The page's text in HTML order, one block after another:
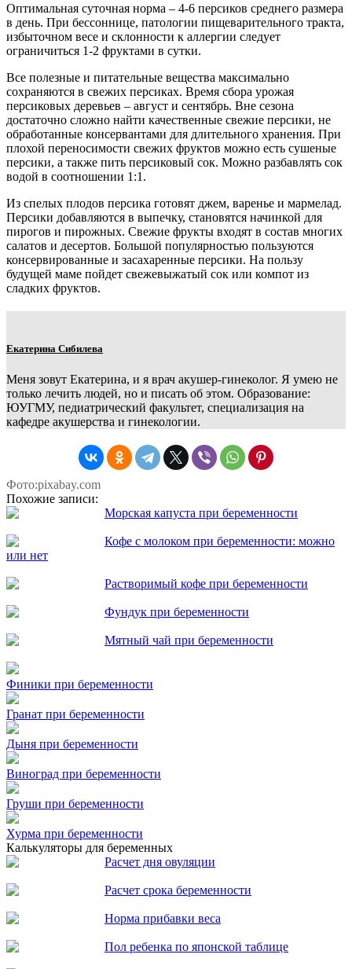
Оптимальная суточная норма – 4-6 персиков среднего размера
в день. При бессоннице, патологии пищеварительного тракта,
избыточном весе и склонности к аллергии следует
ограничиться 1-2 фруктами в сутки.
Все полезные и питательные вещества максимально
сохраняются в свежих персиках. Время сбора урожая
персиковых деревьев – август и сентябрь. Вне сезона
достаточно сложно найти качественные свежие персики, не
обработанные консервантами для длительного хранения. При
плохой переносимости свежих фруктов можно есть сушеные
персики, а также пить персиковый сок. Можно разбавлять сок
водой в соотношении 1:1.
Из спелых плодов персика готовят джем, варенье и мармелад.
Персики добавляются в выпечку, становятся начинкой для
пирогов и пирожных. Свежие фрукты входят в состав многих
салатов и десертов. Большой популярностью пользуются
консервированные и засахаренные персики. На пользу
будущей маме пойдет свежевыжатый сок или компот из
сладких фруктов.
Екатерина Сибилева
Меня зовут Екатерина, и я врач акушер-гинеколог. Я умею не
только лечить людей, но и писать об этом. Образование:
ЮУГМУ, педиатрический факультет, специализация на
кафедре акушерства и гинекологии.
Фото:pixabay.com
Похожие записи:
Морская капуста при беременности
Кофе с молоком при беременности: можно
или нет
Растворимый кофе при беременности
Фундук при беременности
Мятный чай при беременности
Финики при беременности
Гранат при беременности
Дыня при беременности
Виноград при беременности
Груши при беременности
Хурма при беременности
Калькуляторы для беременных
Расчет дня овуляции
Расчет срока беременности
Норма прибавки веса
Пол ребенка по японской таблице